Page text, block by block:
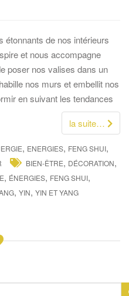
étonnants de nos intérieurs
et nous accompagne
poser nos valises dans un
nos murs et embellit nos
en suivant les tendances
la suite…
, ENERGIES, FENG SHUI,
BIEN-ÊTRE, DÉCORATION,
, ÉNERGIES, FENG SHUI,
, YIN, YIN ET YANG